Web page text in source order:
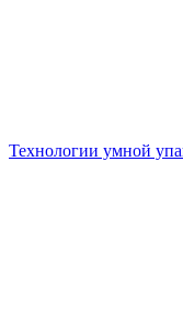
Технологии умной